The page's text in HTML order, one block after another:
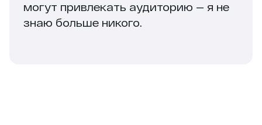
могут привлекать аудиторию — я не
знаю больше никого.